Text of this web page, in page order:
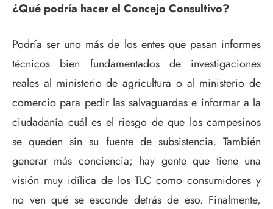
¿Qué podría hacer el Concejo Consultivo?
Podría ser uno más de los entes que pasan informes
técnicos bien fundamentados de investigaciones
reales al ministerio de agricultura o al ministerio de
comercio para pedir las salvaguardas e informar a la
ciudadanía cuál es el riesgo de que los campesinos
se queden sin su fuente de subsistencia. También
generar más conciencia; hay gente que tiene una
visión muy idílica de los TLC como consumidores y
no ven qué se esconde detrás de eso. Finalmente,